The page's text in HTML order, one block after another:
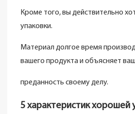
Кроме того, вы действительно
упаковки.
Материал долгое время
вашего продукта и объясняет ваш
преданность своему делу.
5 характеристик хорошей